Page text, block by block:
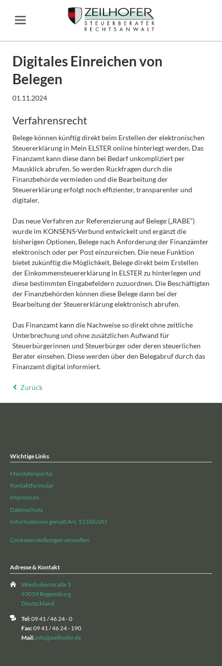
Digitales Einreichen von
Belegen
01.11.2024
Verfahrensrecht
Belege können künftig direkt beim Erstellen der elektronischen
Steuererklärung in Mein ELSTER online hinterlegt werden. Das
Finanzamt kann diese dann bei Bedarf unkompliziert per
Mausklick abrufen. So werden Rückfragen durch die
Finanzbehörde vermieden und die Bearbeitung der
Steuererklärung erfolgt noch effizienter, transparenter und
digitaler.
Das neue Verfahren zur Referenzierung auf Belege („RABE“)
wurde im KONSENS-Verbund entwickelt und ergänzt die
bisherigen Optionen, Belege nach Anforderung der Finanzämter
elektronisch oder per Post einzureichen. Die neue Funktion
bietet zukünftig die Möglichkeit, Belege direkt beim Erstellen
der Einkommensteuererklärung in ELSTER zu hinterlegen und
diese bestimmten Eingabefeldern zuzuordnen. Die Beschäftigten
der Finanzbehörden können diese Belege dann bei der
Bearbeitung der Steuererklärung elektronisch abrufen.
Das Finanzamt kann die Nachweise so direkt ohne zeitliche
Unterbrechung und ohne zusätzlichen Aufwand für
Steuerbürgerinnen und Steuerbürger oder deren steuerlichen
Berater einsehen. Diese werden über den Belegabruf durch das
Finanzamt digital informiert.
Zurück
Wichtige Links
Mandatenportal
Kontaktformular
Impressum
Datenschutz
Informationen gemäß Art. 13 DSGVO
Cookieeinstellungen verwalten
Adresse & Kontakt
Wieshuberstraße 3
93059 Regensburg
Deutschland
Tel:09 41 / 46 24 - 0
Fax:09 41 / 46 24 - 190
Mail: info@zeilhofer.de